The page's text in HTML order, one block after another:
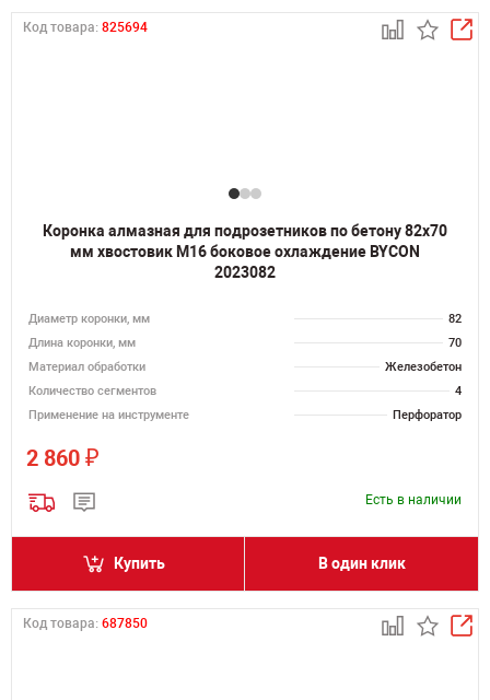
Код товара: 825694
Коронка алмазная для подрозетников по бетону 82х70
мм хвостовик M16 боковое охлаждение BYCON
2023082
Диаметр коронки, мм
82
Длина коронки, мм
70
Материал обработки
Железобетон
Количество сегментов
4
Применение на инструменте
Перфоратор
2 860 ₽
Есть в наличии
Купить В один клик
Код товара: 687850